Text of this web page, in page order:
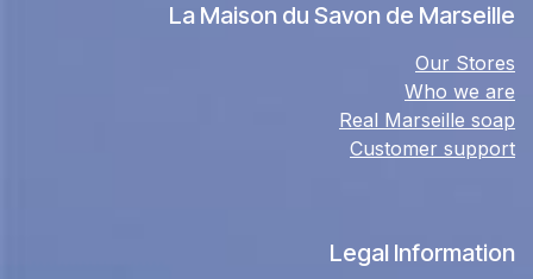
La Maison du Savon de Marseille
Our Stores
Who we are
Real Marseille soap
Customer support
Legal Information